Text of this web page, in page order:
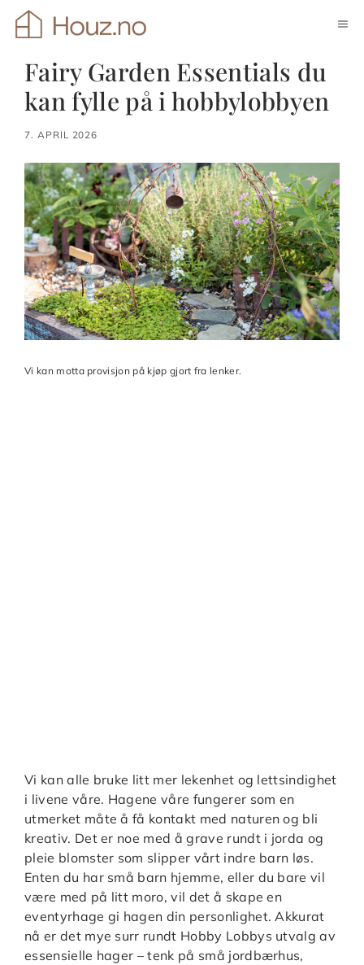
Hopp
Fairy Garden Essentials du
kan fylle på i hobbylobbyen
7. APRIL 2026
Vi kan motta provisjon på kjøp gjort fra lenker.
Vi kan alle bruke litt mer lekenhet og lettsindighet
i livene våre. Hagene våre fungerer som en
utmerket måte å få kontakt med naturen og bli
kreativ. Det er noe med å grave rundt i jorda og
pleie blomster som slipper vårt indre barn løs.
Enten du har små barn hjemme, eller du bare vil
være med på litt moro, vil det å skape en
eventyrhage gi hagen din personlighet. Akkurat
nå er det mye surr rundt Hobby Lobbys utvalg av
essensielle hager – tenk på små jordbærhus,